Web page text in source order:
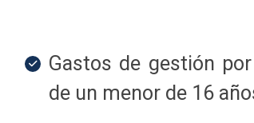
Gastos de gestión
de un menor de 16